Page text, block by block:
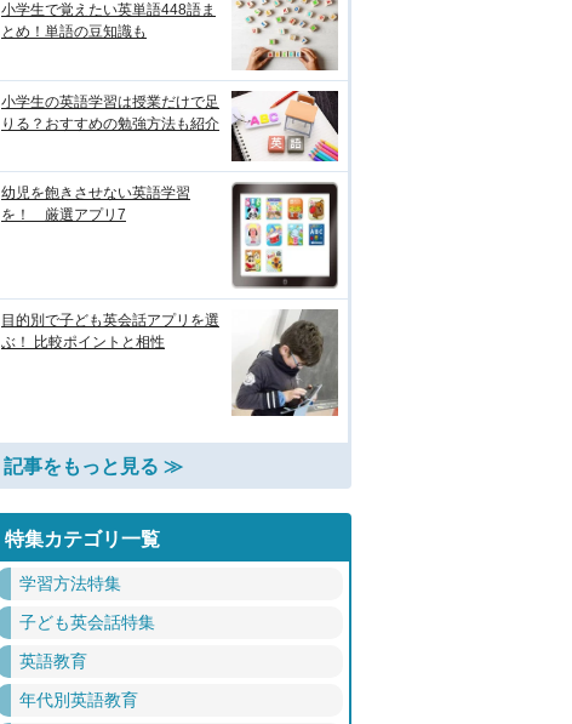
小学生で覚えたい英単語448語ま
とめ！単語の豆知識も
小学生の英語学習は授業だけで足
りる？おすすめの勉強方法も紹介
幼児を飽きさせない英語学習
を！ 厳選アプリ7
目的別で子ども英会話アプリを選
ぶ！ 比較ポイントと相性
記事をもっと見る ≫
特集カテゴリ一覧
学習方法特集
子ども英会話特集
英語教育
年代別英語教育